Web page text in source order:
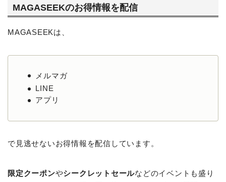
MAGASEEKのお得情報を配信
MAGASEEKは、
メルマガ
LINE
アプリ
で見逃せないお得情報を配信しています。
限定クーポンやシークレットセールなどのイベントも盛り